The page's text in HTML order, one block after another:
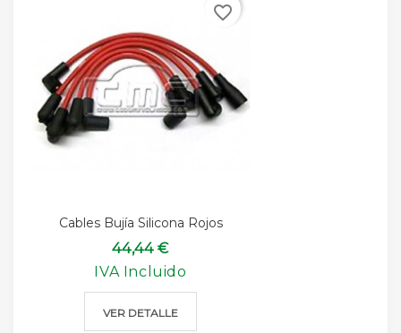
Cables Bujía Silicona Rojos
44,44 €
IVA Incluido
VER DETALLE
favorite_border